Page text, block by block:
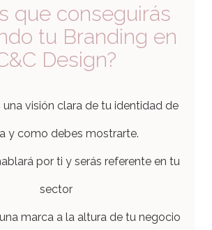
que conseguirás
tu Branding en
Design?
visión clara de tu identidad de
y como debes mostrarte.
por ti y serás referente en tu
sector
marca a la altura de tu negocio